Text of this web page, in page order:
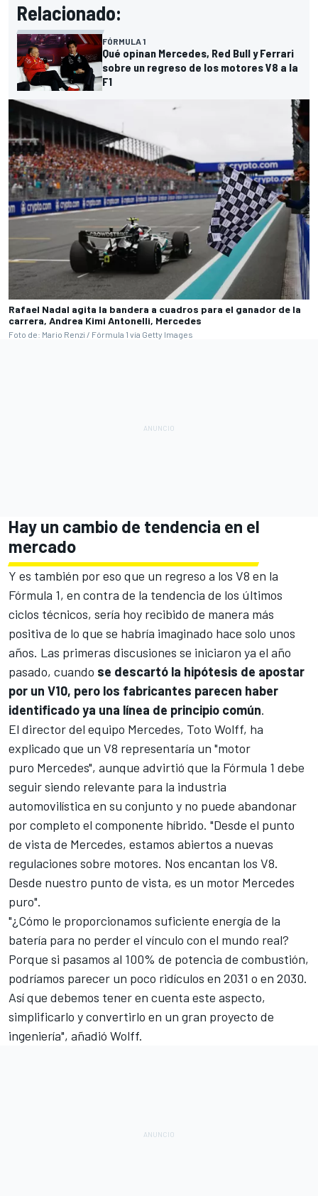
Relacionado:
FÓRMULA 1
Qué opinan Mercedes, Red Bull y Ferrari
sobre un regreso de los motores V8 a la
F1
Rafael Nadal agita la bandera a cuadros para el ganador de la
carrera, Andrea Kimi Antonelli, Mercedes
Foto de: Mario Renzi / Fórmula 1 vía Getty Images
Hay un cambio de tendencia en el
mercado
Y es también por eso que un regreso a los V8 en la
Fórmula 1, en contra de la tendencia de los últimos
ciclos técnicos, sería hoy recibido de manera más
positiva de lo que se habría imaginado hace solo unos
años. Las primeras discusiones se iniciaron ya el año
pasado, cuando se descartó la hipótesis de apostar
por un V10, pero los fabricantes parecen haber
identificado ya una línea de principio común.
El director del equipo Mercedes, Toto Wolff, ha
explicado que un V8 representaría un "motor
puro Mercedes", aunque advirtió que la Fórmula 1 debe
seguir siendo relevante para la industria
automovilística en su conjunto y no puede abandonar
por completo el componente híbrido. "Desde el punto
de vista de Mercedes, estamos abiertos a nuevas
regulaciones sobre motores. Nos encantan los V8.
Desde nuestro punto de vista, es un motor Mercedes
puro".
"¿Cómo le proporcionamos suficiente energía de la
batería para no perder el vínculo con el mundo real?
Porque si pasamos al 100% de potencia de combustión,
podríamos parecer un poco ridículos en 2031 o en 2030.
Así que debemos tener en cuenta este aspecto,
simplificarlo y convertirlo en un gran proyecto de
ingeniería", añadió Wolff.